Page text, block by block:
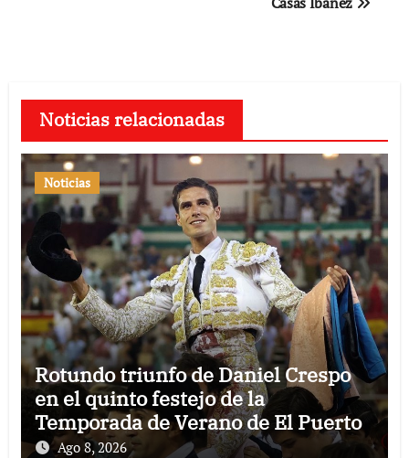
Noticias relacionadas
Noticias
Rotundo triunfo de Daniel Crespo
en el quinto festejo de la
Temporada de Verano de El Puerto
Ago 8, 2026